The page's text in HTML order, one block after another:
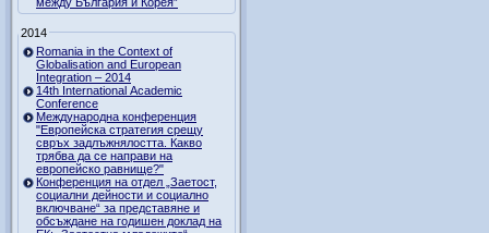
2014
Romania in the Context of
Globalisation and European
Integration – 2014
14th International Academic
Conference
Международна конференция
"Европейска стратегия срещу
свръх задлъжнялостта. Какво
трябва да се направи на
европейско равнище?"
Конференция на отдел „Заетост,
социални дейности и социално
включване“ за представяне и
обсъждане на годишен доклад на